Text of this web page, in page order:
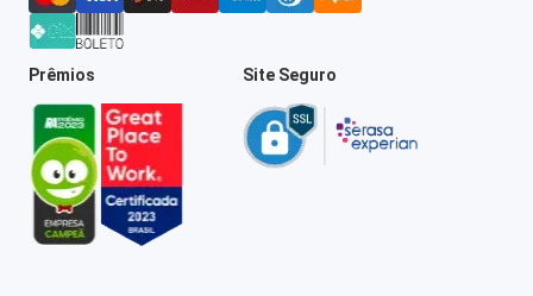
Prêmios Site Seguro